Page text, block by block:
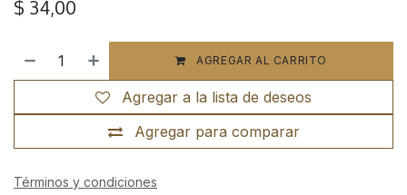
$ 34,00
AGREGAR AL CARRITO
Agregar para comparar
Agregar a la lista de deseos
Términos y condiciones